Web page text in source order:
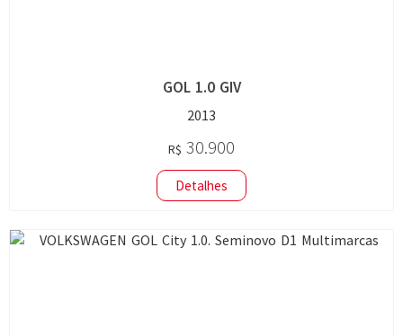
GOL 1.0 GIV
2013
R$ 30.900
Detalhes